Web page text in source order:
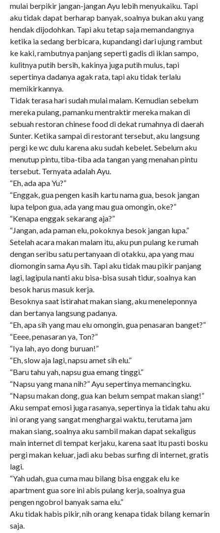
mulai berpikir jangan-jangan Ayu lebih menyukaiku. Tapi
aku tidak dapat berharap banyak, soalnya bukan aku yang
hendak dijodohkan. Tapi aku tetap saja memandangnya
ketika ia sedang berbicara, kupandangi dari ujung rambut
ke kaki, rambutnya panjang seperti gadis di iklan sampo,
kulitnya putih bersih, kakinya juga putih mulus, tapi
sepertinya dadanya agak rata, tapi aku tidak terlalu
memikirkannya.
Tidak terasa hari sudah mulai malam. Kemudian sebelum
mereka pulang, pamanku mentraktir mereka makan di
sebuah restoran chinese food di dekat rumahnya di daerah
Sunter. Ketika sampai di restorant tersebut, aku langsung
pergi ke wc dulu karena aku sudah kebelet. Sebelum aku
menutup pintu, tiba-tiba ada tangan yang menahan pintu
tersebut. Ternyata adalah Ayu.
“Eh, ada apa Yu?”
“Enggak, gua pengen kasih kartu nama gua, besok jangan
lupa telpon gua, ada yang mau gua omongin, oke?”
“Kenapa enggak sekarang aja?”
“Jangan, ada paman elu, pokoknya besok jangan lupa.”
Setelah acara makan malam itu, aku pun pulang ke rumah
dengan seribu satu pertanyaan di otakku, apa yang mau
diomongin sama Ayu sih. Tapi aku tidak mau pikir panjang
lagi, lagipula nanti aku bisa-bisa susah tidur, soalnya kan
besok harus masuk kerja.
Besoknya saat istirahat makan siang, aku meneleponnya
dan bertanya langsung padanya.
“Eh, apa sih yang mau elu omongin, gua penasaran banget?”
“Eeee, penasaran ya, Ton?”
“Iya lah, ayo dong buruan!”
“Eh, slow aja lagi, napsu amet sih elu.”
“Baru tahu yah, napsu gua emang tinggi.”
“Napsu yang mana nih?” Ayu sepertinya memancingku.
“Napsu makan dong, gua kan belum sempat makan siang!”
Aku sempat emosi juga rasanya, sepertinya ia tidak tahu aku
ini orang yang sangat menghargai waktu, terutama jam
makan siang, soalnya aku sambil makan dapat sekaligus
main internet di tempat kerjaku, karena saat itu pasti bosku
pergi makan keluar, jadi aku bebas surfing di internet, gratis
lagi.
“Yah udah, gua cuma mau bilang bisa enggak elu ke
apartment gua sore ini abis pulang kerja, soalnya gua
pengen ngobrol banyak sama elu.”
Aku tidak habis pikir, nih orang kenapa tidak bilang kemarin
saja.